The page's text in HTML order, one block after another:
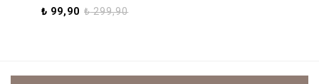
₺299,90
₺ 99,90